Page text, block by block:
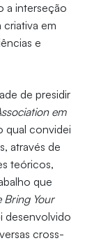
a interseção
em
e
de presidir
em
qual convidei
através de
teóricos,
que
Bring Your
cross-